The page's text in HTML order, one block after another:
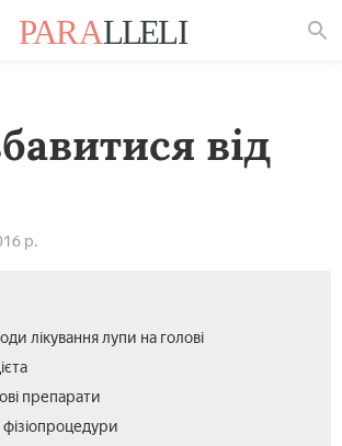
від
р.
лікування лупи на голові
препарати